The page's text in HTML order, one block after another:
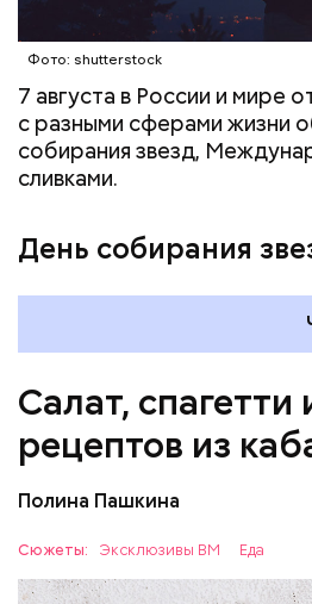
Фото: shutterstock
7 августа в России и мире
с разными сферами жизни
собирания звезд,
сливками.
День собирания
Салат,
рецептов из
Полина Пашкина
Сюжеты: Эксклюзивы ВМ Еда
Ингредиенты:
ЕДА ОВОЩИ